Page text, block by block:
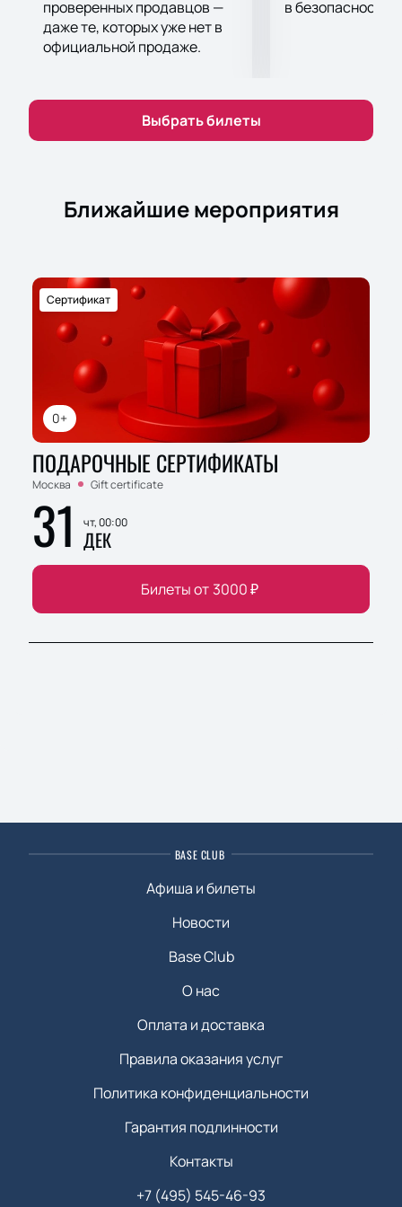
проверенных продавцов —
даже те, которых уже нет в
официальной продаже.
в безопасности.
Выбрать билеты
Ближайшие мероприятия
0+
Сертификат
ПОДАРОЧНЫЕ СЕРТИФИКАТЫ
Москва Gift certificate
31 чт, 00:00
ДЕК
Билеты от 3000₽
BASE CLUB
Афиша и билеты
Новости
Base Club
О нас
Оплата и доставка
Правила оказания услуг
Политика конфиденциальности
Гарантия подлинности
Контакты
+7 (495) 545-46-93